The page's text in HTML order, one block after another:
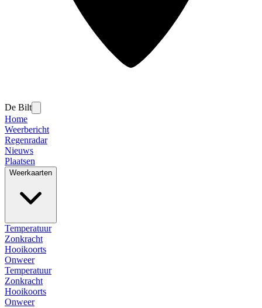
De Bilt
Home
Weerbericht
Regenradar
Nieuws
Plaatsen
Weerkaarten
Temperatuur
Zonkracht
Hooikoorts
Onweer
Temperatuur
Zonkracht
Hooikoorts
Onweer